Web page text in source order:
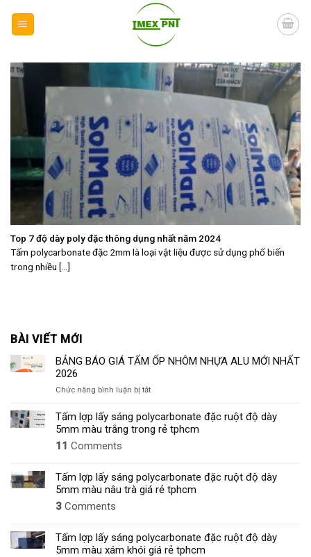
Top 7 độ dày poly đặc thông dụng nhất năm 2024
Tấm polycarbonate đặc 2mm là loại vật liệu được sử dụng phổ biến
trong nhiều [...]
BÀI VIẾT MỚI
BẢNG BÁO GIÁ TẤM ỐP NHÔM NHỰA ALU MỚI NHẤT
2026
Chức năng bình luận bị tắtở
BÁO
GIÁ
TẤM
NHỰA
ALU
MỚI
Tấm lợp lấy sáng polycarbonate đặc ruột độ dày
5mm màu trắng trong rẻ tphcm
11 Comments
Tấm lợp lấy sáng polycarbonate đặc ruột độ dày
5mm màu nâu trà giá rẻ tphcm
3 Comments
Tấm lợp lấy sáng polycarbonate đặc ruột độ dày
5mm màu xám khói giá rẻ tphcm